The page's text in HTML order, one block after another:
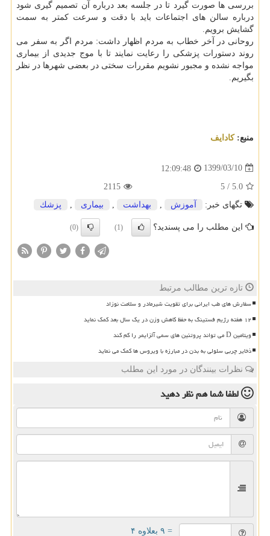
بررسی ها صورت گیرد تا در جلسه بعد درباره آن تصمیم گیری شود
درباره سالن های اجتماعات باید با دقت و سرعت کمتر به سمت
گشایش برویم.
روحانی در آخر خطاب به مردم اظهار داشت: مردم اگر به سفر می
روند دستورات پزشکی را رعایت نمایند تا با موج جدیدی از بیماری
مواجه نشده و مجبور نشویم مقررات سختی در بعضی شهرها در نظر
بگیریم.
منبع:كادایف
1399/03/10
12:09:48
5.0
/
5
2115
تگهای خبر:
آموزش بهداشت بیماری پزشك
این مطلب را می پسندید؟ (1)
(0)
تازه ترین مطالب مرتبط
سفارش های طب ایرانی برای تقویت شیرمادر و سلامت نوزاد
۱۲ هفته رژیم فستینگ به حفظ کاهش وزن در یک سال بعد کمک نماید
ویتامین D می تواند پروتئین های سمی آلزایمر را کم کند
ذخایر چربی سلولی به بدن در مبارزه با ویروس ها کمک می نماید
نظرات بینندگان در مورد این مطلب
لطفا شما همنظر دهید
= ۹ بعلاوه ۴